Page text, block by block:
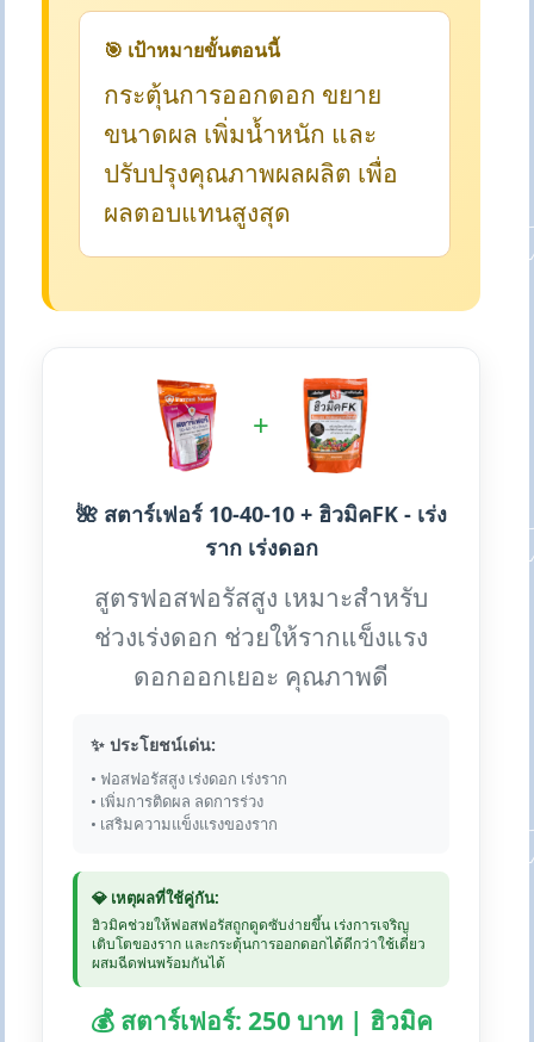
🎯 เป้าหมายขั้นตอนนี้
กระตุ้นการออกดอก ขยาย
ขนาดผล เพิ่มน้ำหนัก และ
ปรับปรุงคุณภาพผลผลิต เพื่อ
ผลตอบแทนสูงสุด
+
🌺 สตาร์เฟอร์ 10-40-10 + ฮิวมิคFK - เร่ง
ราก เร่งดอก
สูตรฟอสฟอรัสสูง เหมาะสำหรับ
ช่วงเร่งดอก ช่วยให้รากแข็งแรง
ดอกออกเยอะ คุณภาพดี
✨ ประโยชน์เด่น:
• ฟอสฟอรัสสูง เร่งดอก เร่งราก
• เพิ่มการติดผล ลดการร่วง
• เสริมความแข็งแรงของราก
💎 เหตุผลที่ใช้คู่กัน:
ฮิวมิคช่วยให้ฟอสฟอรัสถูกดูดซับง่ายขึ้น เร่งการเจริญ
เติบโตของราก และกระตุ้นการออกดอกได้ดีกว่าใช้เดี่ยว
ผสมฉีดพ่นพร้อมกันได้
💰 สตาร์เฟอร์: 250 บาท | ฮิวมิค